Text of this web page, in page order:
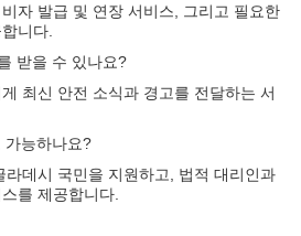
자 발급 및 연장 서비스, 그리고 필요한
니다.
받을 수 있나요?
최신 안전 소식과 경고를 전달하는 서
가능하나요?
라데시 국민을 지원하고, 법적 대리인과
를 제공합니다.